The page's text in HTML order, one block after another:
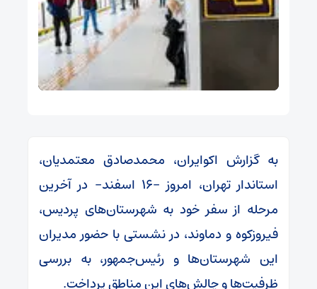
به گزارش اکوایران، محمدصادق معتمدیان،
استاندار تهران، امروز -۱۶ اسفند- در آخرین
مرحله از سفر خود به شهرستان‌های پردیس،
فیروزکوه و دماوند، در نشستی با حضور مدیران
این شهرستان‌ها و رئیس‌جمهور، به بررسی
ظرفیت‌ها و چالش‌های این مناطق پرداخت.